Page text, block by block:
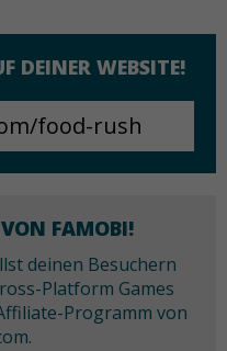
DEINER WEBSITE!
FAMOBI!
deinen Besuchern
Platform Games
Programm von